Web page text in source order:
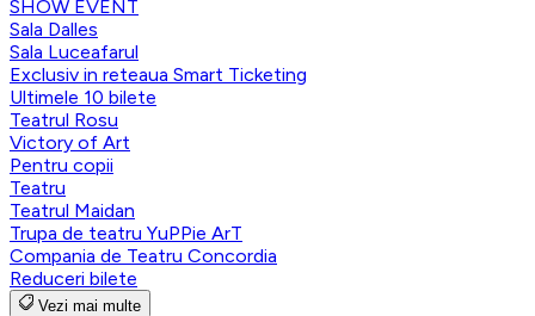
SHOW EVENT
Sala Dalles
Sala Luceafarul
Exclusiv in reteaua Smart Ticketing
Ultimele 10 bilete
Teatrul Rosu
Victory of Art
Pentru copii
Teatru
Teatrul Maidan
Trupa de teatru YuPPie ArT
Compania de Teatru Concordia
Reduceri bilete
Vezi mai multe